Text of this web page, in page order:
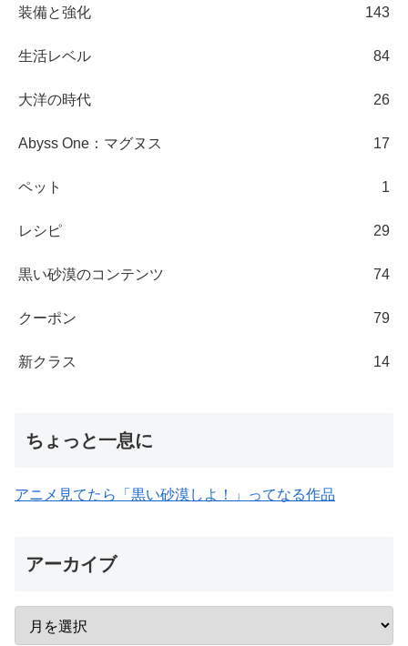
装備と強化 143
生活レベル 84
大洋の時代 26
Abyss One：マグヌス 17
ペット 1
レシピ 29
黒い砂漠のコンテンツ 74
クーポン 79
新クラス 14
ちょっと一息に
アニメ見てたら「黒い砂漠しよ！」ってなる作品
アーカイブ